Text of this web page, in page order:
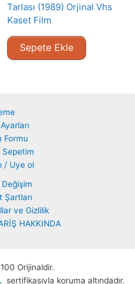
Tarlası (1989) Orjinal Vhs
Kaset Film
Sepete Ekle
Formu
Sepetim
/ Uye ol
Şartları
ve Gizlilik
HAKKINDA
Orijinaldir.
sertifikasıyla koruma altındadır.